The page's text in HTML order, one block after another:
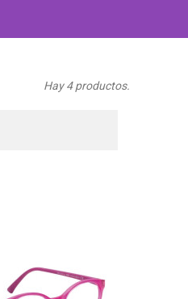
Hay 4 productos.